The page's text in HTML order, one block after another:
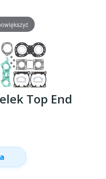
Top End